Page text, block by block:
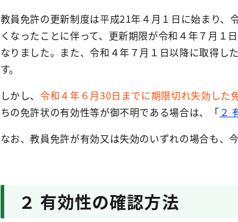
教員免許の更新制度は平成21年４月１日に始まり、
くなったことに伴って、更新期限が令和４年７月１
なりました。また、令和４年７月１日以降に取得し
す。
しかし、令和４年６月30日までに期限切れ失効した
ちの免許状の有効性等が御不明である場合は、「２
なお、教員免許が有効又は失効のいずれの場合も、
２ 有効性の確認方法